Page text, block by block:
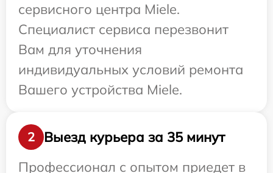
сервисного центра Miele.
Специалист сервиса перезвонит
Вам для уточнения
индивидуальных условий ремонта
Вашего устройства Miele.
2
Выезд курьера за 35 минут
Профессионал с опытом приедет в